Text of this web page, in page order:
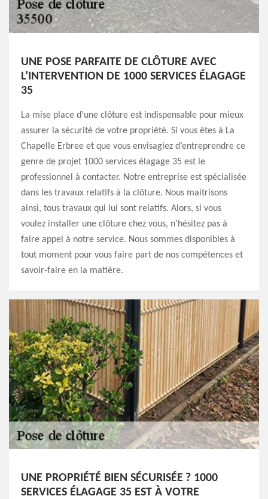
UNE POSE PARFAITE DE CLÔTURE AVEC
L’INTERVENTION DE 1000 SERVICES ÉLAGAGE
35
La mise place d’une clôture est indispensable pour mieux
assurer la sécurité de votre propriété. Si vous êtes à La
Chapelle Erbree et que vous envisagiez d’entreprendre ce
genre de projet 1000 services élagage 35 est le
professionnel à contacter. Notre entreprise est spécialisée
dans les travaux relatifs à la clôture. Nous maitrisons
ainsi, tous travaux qui lui sont relatifs. Alors, si vous
voulez installer une clôture chez vous, n’hésitez pas à
faire appel à notre service. Nous sommes disponibles à
tout moment pour vous faire part de nos compétences et
savoir-faire en la matière.
UNE PROPRIÉTÉ BIEN SÉCURISÉE ? 1000
SERVICES ÉLAGAGE 35 EST À VOTRE